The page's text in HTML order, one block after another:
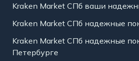
Kraken Market СПб ваши
Kraken Market СПб надежные
Kraken Market СПб надежные
Петербурге